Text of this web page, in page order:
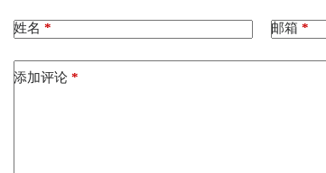
姓名 * 邮箱 *
添加评论 *